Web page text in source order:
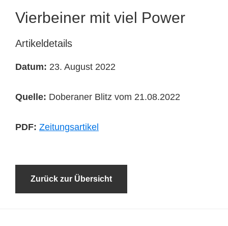
Vierbeiner mit viel Power
Artikeldetails
Datum: 23. August 2022
Quelle: Doberaner Blitz vom 21.08.2022
PDF: Zeitungsartikel
Zurück zur Übersicht